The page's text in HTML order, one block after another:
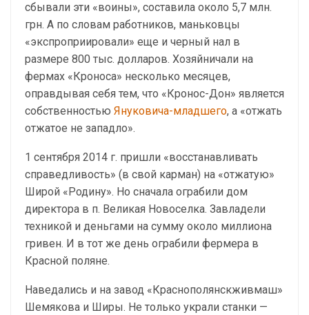
сбывали эти «воины», составила около 5,7 млн.
грн. А по словам работников, маньковцы
«экспроприировали» еще и черный нал в
размере 800 тыс. долларов. Хозяйничали на
фермах «Кроноса» несколько месяцев,
оправдывая себя тем, что «Кронос-Дон» является
собственностью Януковича-младшего, а «отжать
отжатое не западло».
1 сентября 2014 г. пришли «восстанавливать
справедливость» (в свой карман) на «отжатую»
Широй «Родину». Но сначала ограбили дом
директора в п. Великая Новоселка. Завладели
техникой и деньгами на сумму около миллиона
гривен. И в тот же день ограбили фермера в
Красной поляне.
Наведались и на завод «Краснополянскживмаш»
Шемякова и Ширы. Не только украли станки —